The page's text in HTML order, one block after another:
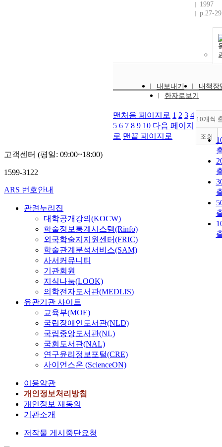
1997
p.27-29
내보내기
내책장
한자로보기
10개씩
조회
맨처음 페이지로 1 2 3 4
5 6 7 8 9 10 다음 페이지
로 맨끝 페이지로
고객센터 (평일: 09:00~18:00)
1599-3122
ARS 번호안내
관련누리집
대학공개강의(KOCW)
학술정보통계시스템(Rinfo)
외국학술지지원센터(FRIC)
학술관계분석서비스(SAM)
사서커뮤니티
기관회원
지식나눔(LOOK)
의학전자도서관(MEDLIS)
유관기관 사이트
교육부(MOE)
국립장애인도서관(NLD)
국립중앙도서관(NL)
국회도서관(NAL)
연구윤리정보포털(CRE)
사이언스온 (ScienceON)
이용약관
개인정보처리방침
개인정보 재동의
기관소개
저작물 게시중단요청